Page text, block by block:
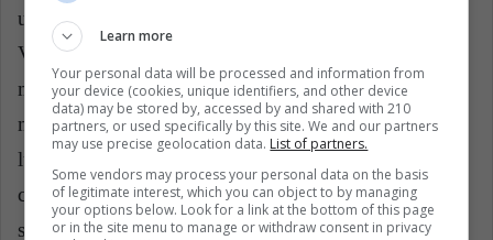
un recipiente de unos polvos que ya hayas terminado.
Vierte una cucharadita de alcohol etílico poco a poco
mientras vas mezclando con un palillo. Sigue
mezclando hasta que se haya formado una pasta y
luego aplástala con una cucharada para darle más
consistencia. Por último deja una toalla absorbente
sobre la mezcla para que absorba todo el alcohol
Learn more
Your personal data will be processed and information from
your device (cookies, unique identifiers, and other device
data) may be stored by, accessed by and shared with 210
partners, or used specifically by this site. We and our partners
may use precise geolocation data. List of partners.
Some vendors may process your personal data on the basis
of legitimate interest, which you can object to by managing
your options below. Look for a link at the bottom of this page
or in the site menu to manage or withdraw consent in privacy